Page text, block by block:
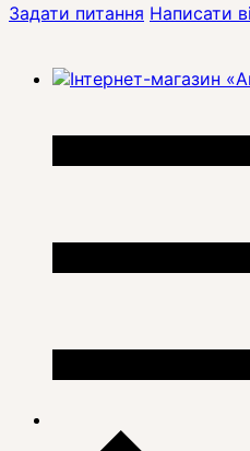
Задати питання Написати